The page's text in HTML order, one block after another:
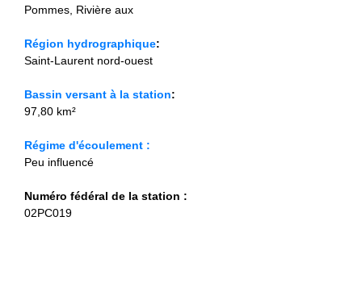
Pommes, Rivière aux
Région hydrographique:
Saint-Laurent nord-ouest
Bassin versant à la station:
97,80 km²
Régime d'écoulement :
Peu influencé
Numéro fédéral de la station :
02PC019